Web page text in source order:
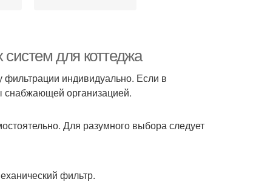
для коттеджа
фильтрации индивидуально. Если в
организацией.
Для разумного выбора следует
фильтр.